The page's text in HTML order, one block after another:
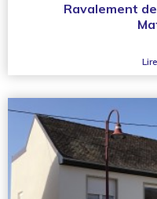
Ravalement